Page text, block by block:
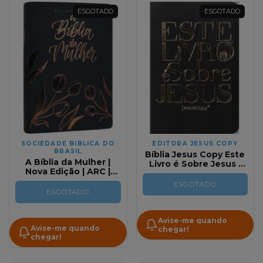
ESGOTADO
SOCIEDADE BIBLICA DO
BRASIL
A Bíblia da Mulher |
Nova Edição | ARC |
Tulipa Escura |
Tamanho portátil
ESGOTADO
Avise-me quando
chegar!
ESGOTADO
EDITORA JESUS COPY
Bíblia Jesus Copy Este
Livro é Sobre Jesus |
NVI | Letra Normal |
Capa Luxo Preta
ESGOTADO
Avise-me quando
chegar!